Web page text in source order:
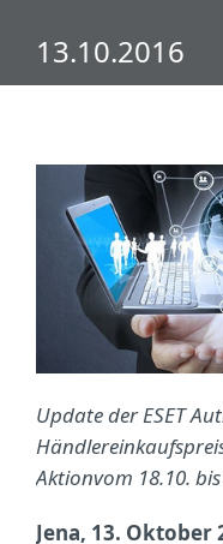
13.10.2016
Update der ESET
Aktionvom 18.10.
Jena, 13. Oktober